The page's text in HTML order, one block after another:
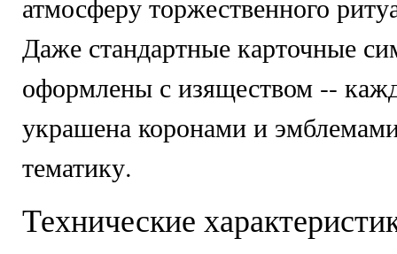
атмосферу торжественного
Даже стандартные карточные
оформлены с изяществом --
украшена коронами и
тематику.
Технические